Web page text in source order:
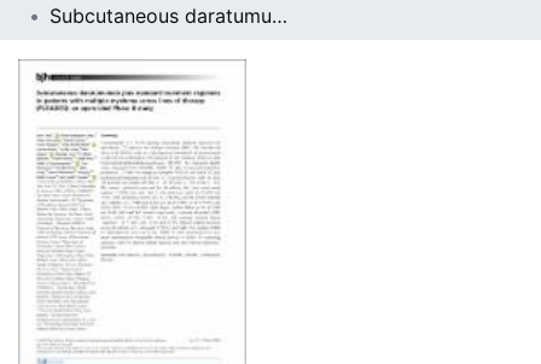
Subcutaneous daratumumab plus standard treatment regimens in patients with multiple myeloma across lines of therapy (PLEIADES): an open‐label Phase II study